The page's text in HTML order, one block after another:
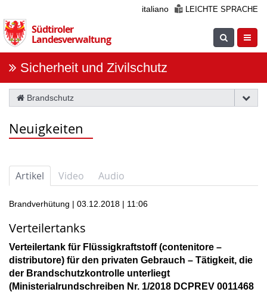
Sie
die
Navigation
italiano LEICHTE SPRACHE
Südtiroler
Landesverwaltung
Suche
Sicherheit und Zivilschutz
Brandschutz
Neuigkeiten
Artikel Video Audio
Brandverhütung | 03.12.2018 | 11:06
Verteilertanks
Verteilertank für Flüssigkraftstoff (contenitore –
distributore) für den privaten Gebrauch – Tätigkeit, die
der Brandschutzkontrolle unterliegt
(Ministerialrundschreiben Nr. 1/2018 DCPREV 0011468